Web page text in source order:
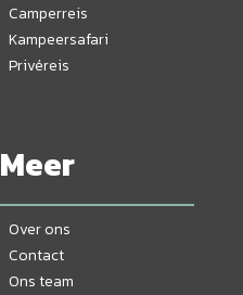
Camperreis
Kampeersafari
Privéreis
Meer
Over ons
Contact
Ons team